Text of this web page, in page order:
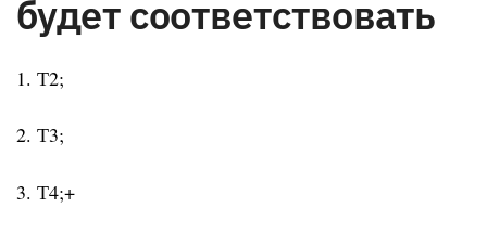
будет соответствовать
1. Т2;
2. Т3;
3. Т4;+